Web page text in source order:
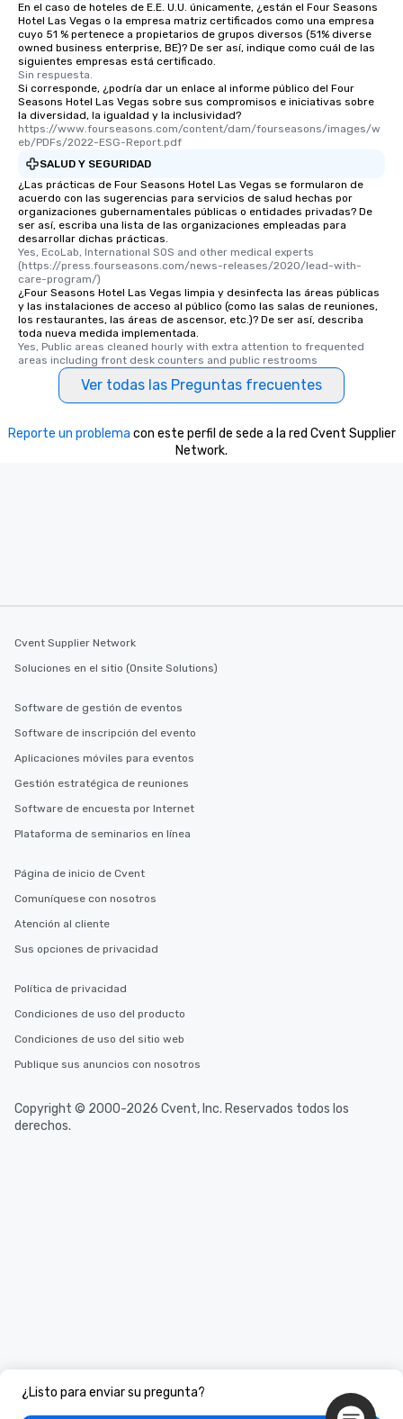
En el caso de hoteles de E.E. U.U. únicamente, ¿están el Four Seasons
Hotel Las Vegas o la empresa matriz certificados como una empresa
cuyo 51 % pertenece a propietarios de grupos diversos (51% diverse
owned business enterprise, BE)? De ser así, indique como cuál de las
siguientes empresas está certificado.
Sin respuesta.
Si corresponde, ¿podría dar un enlace al informe público del Four
Seasons Hotel Las Vegas sobre sus compromisos e iniciativas sobre
la diversidad, la igualdad y la inclusividad?
https://www.fourseasons.com/content/dam/fourseasons/images/w
eb/PDFs/2022-ESG-Report.pdf
SALUD Y SEGURIDAD
¿Las prácticas de Four Seasons Hotel Las Vegas se formularon de
acuerdo con las sugerencias para servicios de salud hechas por
organizaciones gubernamentales públicas o entidades privadas? De
ser así, escriba una lista de las organizaciones empleadas para
desarrollar dichas prácticas.
Yes, EcoLab, International SOS and other medical experts
(https://press.fourseasons.com/news-releases/2020/lead-with-
care-program/)
¿Four Seasons Hotel Las Vegas limpia y desinfecta las áreas públicas
y las instalaciones de acceso al público (como las salas de reuniones,
los restaurantes, las áreas de ascensor, etc.)? De ser así, describa
toda nueva medida implementada.
Yes, Public areas cleaned hourly with extra attention to frequented
areas including front desk counters and public restrooms
Ver todas las Preguntas frecuentes
¿Listo para enviar su pregunta?
Reporte un problema con este perfil de sede a la red Cvent Supplier
Network.
Cvent Supplier Network
Soluciones en el sitio (Onsite Solutions)
Software de gestión de eventos
Software de inscripción del evento
Aplicaciones móviles para eventos
Gestión estratégica de reuniones
Software de encuesta por Internet
Plataforma de seminarios en línea
Página de inicio de Cvent
Comuníquese con nosotros
Atención al cliente
Sus opciones de privacidad
Política de privacidad
Condiciones de uso del producto
Condiciones de uso del sitio web
Publique sus anuncios con nosotros
Copyright © 2000-2026 Cvent, Inc. Reservados todos los
derechos.